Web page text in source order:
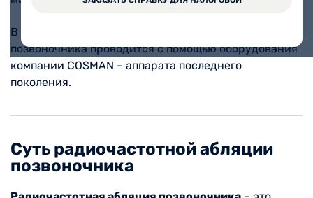
В клинике Вита радиочастотная абляция
позвоночника проводится с помощью оборудования
компании COSMAN – аппарата последнего
поколения.
Суть радиочастотной абляции
позвоночника